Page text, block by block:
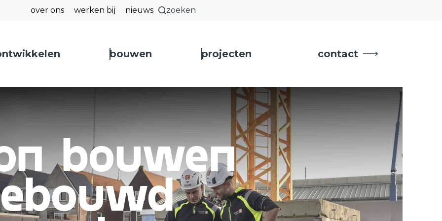
over ons werken bij nieuws zoeken
sluiten
bouwen projecten contact
bouwen